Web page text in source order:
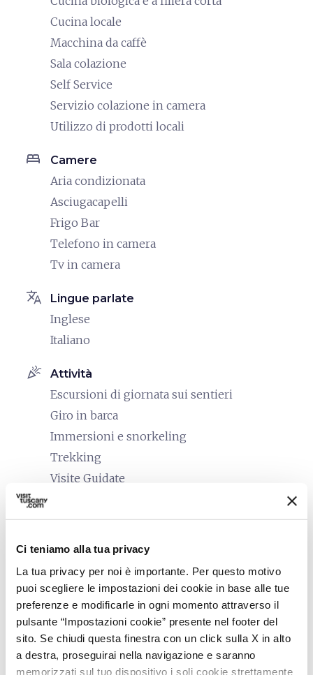
Ci teniamo alla tua privacy
La tua privacy per noi è importante. Per questo motivo
puoi scegliere le impostazioni dei cookie in base alle tue
preferenze e modificarle in ogni momento attraverso il
pulsante “Impostazioni cookie” presente nel footer del
sito. Se chiudi questa finestra con un click sulla X in alto
a destra, proseguirai nella navigazione e saranno
memorizzati sul tuo dispositivo i soli cookie strettamente
Cucina locale
Macchina da caffè
Sala colazione
Self Service
Servizio colazione in camera
Utilizzo di prodotti locali
bed Camere
Aria condizionata
Asciugacapelli
Frigo Bar
Telefono in camera
Tv in camera
translate Lingue parlate
Inglese
Italiano
celebration Attività
Escursioni di giornata sui sentieri
Giro in barca
Immersioni e snorkeling
Trekking
Visite Guidate
family_restroom
Giochi da tavolo/puzzle
Stendibiancheria
accessible
Persone con esigenze speciali
(accessibilità)
Allergie
Intolleranze alimentari